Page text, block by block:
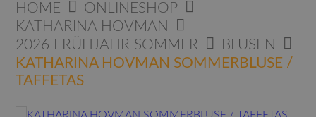
HOME
ONLINESHOP
KATHARINA HOVMAN
2026 FRÜHJAHR SOMMER
BLUSEN
KATHARINA HOVMAN SOMMERBLUSE /
TAFFETAS